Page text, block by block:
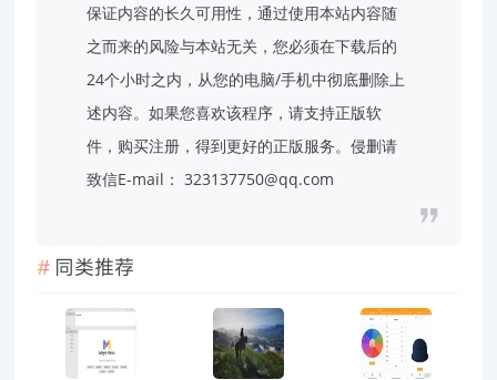
保证内容的长久可用性，通过使用本站内容随
之而来的风险与本站无关，您必须在下载后的
24个小时之内，从您的电脑/手机中彻底删除上
述内容。如果您喜欢该程序，请支持正版软
件，购买注册，得到更好的正版服务。侵删请
致信E-mail： 323137750@qq.com
同类推荐